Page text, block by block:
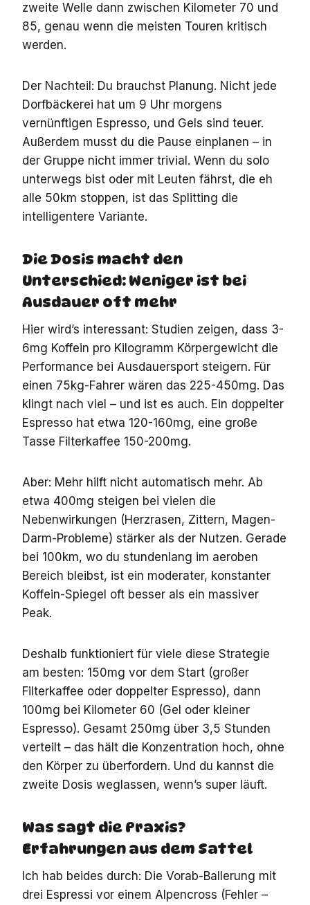
zweite Welle dann zwischen Kilometer 70 und
85, genau wenn die meisten Touren kritisch
werden.
Der Nachteil: Du brauchst Planung. Nicht jede
Dorfbäckerei hat um 9 Uhr morgens
vernünftigen Espresso, und Gels sind teuer.
Außerdem musst du die Pause einplanen – in
der Gruppe nicht immer trivial. Wenn du solo
unterwegs bist oder mit Leuten fährst, die eh
alle 50km stoppen, ist das Splitting die
intelligentere Variante.
Die Dosis macht den
Unterschied: Weniger ist bei
Ausdauer oft mehr
Hier wird’s interessant: Studien zeigen, dass 3-
6mg Koffein pro Kilogramm Körpergewicht die
Performance bei Ausdauersport steigern. Für
einen 75kg-Fahrer wären das 225-450mg. Das
klingt nach viel – und ist es auch. Ein doppelter
Espresso hat etwa 120-160mg, eine große
Tasse Filterkaffee 150-200mg.
Aber: Mehr hilft nicht automatisch mehr. Ab
etwa 400mg steigen bei vielen die
Nebenwirkungen (Herzrasen, Zittern, Magen-
Darm-Probleme) stärker als der Nutzen. Gerade
bei 100km, wo du stundenlang im aeroben
Bereich bleibst, ist ein moderater, konstanter
Koffein-Spiegel oft besser als ein massiver
Peak.
Deshalb funktioniert für viele diese Strategie
am besten: 150mg vor dem Start (großer
Filterkaffee oder doppelter Espresso), dann
100mg bei Kilometer 60 (Gel oder kleiner
Espresso). Gesamt 250mg über 3,5 Stunden
verteilt – das hält die Konzentration hoch, ohne
den Körper zu überfordern. Und du kannst die
zweite Dosis weglassen, wenn’s super läuft.
Was sagt die Praxis?
Erfahrungen aus dem Sattel
Ich hab beides durch: Die Vorab-Ballerung mit
drei Espressi vor einem Alpencross (Fehler –